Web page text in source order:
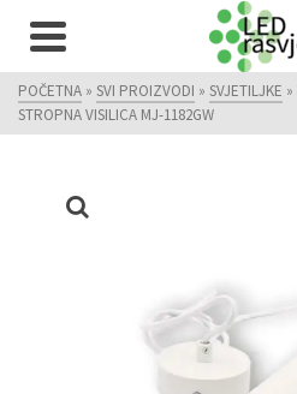
POČETNA » SVI PROIZVODI » SVJETILJKE »
STROPNA VISILICA MJ-1182GW